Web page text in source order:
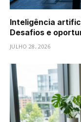
Inteligência
Desafios e
JULHO 28, 2026